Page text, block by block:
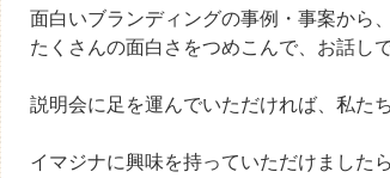
面白いブランディングの事例・事案から
たくさんの面白さをつめこんで、お話し
説明会に足を運んでいただければ、私た
イマジナに興味を持っていただけました